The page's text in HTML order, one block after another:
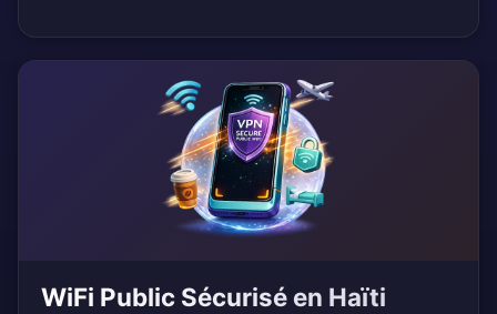
WiFi Public Sécurisé en Haïti